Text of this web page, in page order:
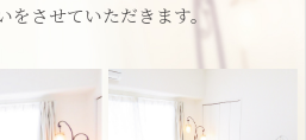
をさせていただきます。